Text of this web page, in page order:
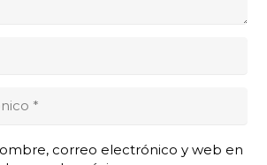
correo electrónico y web en